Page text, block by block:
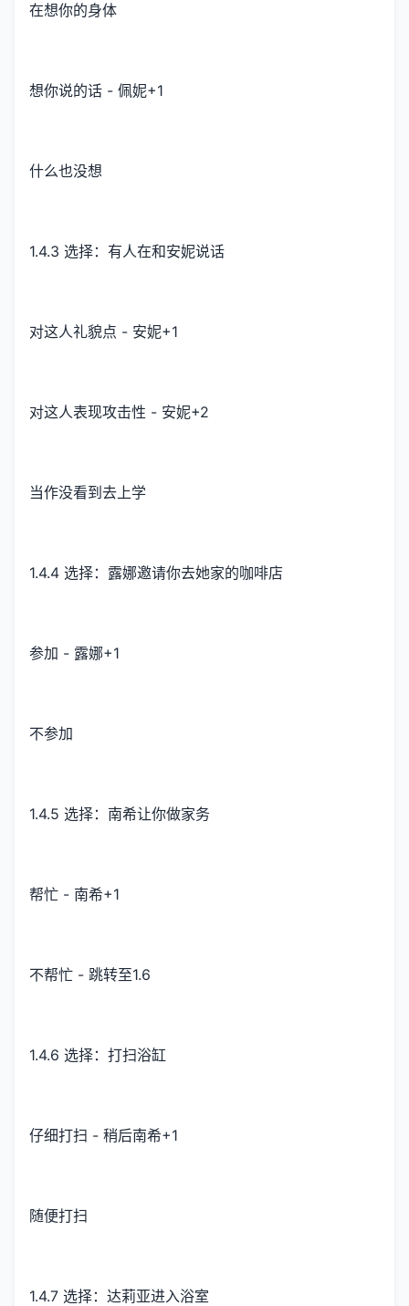
在想你的身体
想你说的话 - 佩妮+1
什么也没想
1.4.3 选择：有人在和安妮说话
对这人礼貌点 - 安妮+1
对这人表现攻击性 - 安妮+2
当作没看到去上学
1.4.4 选择：露娜邀请你去她家的咖啡店
参加 - 露娜+1
不参加
1.4.5 选择：南希让你做家务
帮忙 - 南希+1
不帮忙 - 跳转至1.6
1.4.6 选择：打扫浴缸
仔细打扫 - 稍后南希+1
随便打扫
1.4.7 选择：达莉亚进入浴室